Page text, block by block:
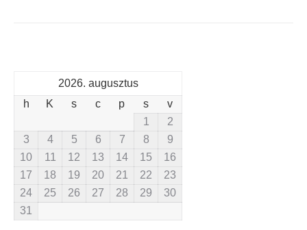
2026. augusztus
h
K s c p s
v
1
2
3
4 5 6 7 8
9
10
11 12 13 14 15
16
17
18 19 20 21 22
23
24
25 26 27 28 29
30
31